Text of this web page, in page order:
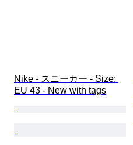
Nike - スニーカー - Size:
EU 43 - New with tags